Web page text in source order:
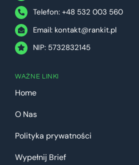
Telefon: +48 532 003 560
Email: kontakt@rankit.pl
NIP: 5732832145
WAŻNE LINKI
Home
O Nas
Polityka prywatności
Wypełnij Brief